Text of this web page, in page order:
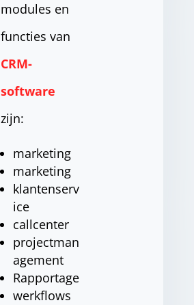
modules en
functies van
CRM-
software
zijn:
marketing
marketing
klantenserv
ice
callcenter
projectman
agement
Rapportage
werkflows